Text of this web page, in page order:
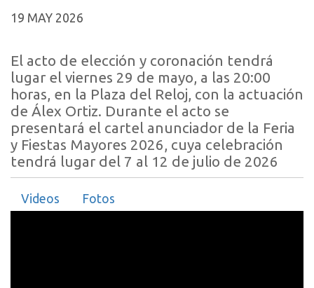
19 MAY 2026
El acto de elección y coronación tendrá
lugar el viernes 29 de mayo, a las 20:00
horas, en la Plaza del Reloj, con la actuación
de Álex Ortiz. Durante el acto se
presentará el cartel anunciador de la Feria
y Fiestas Mayores 2026, cuya celebración
tendrá lugar del 7 al 12 de julio de 2026
Videos Fotos